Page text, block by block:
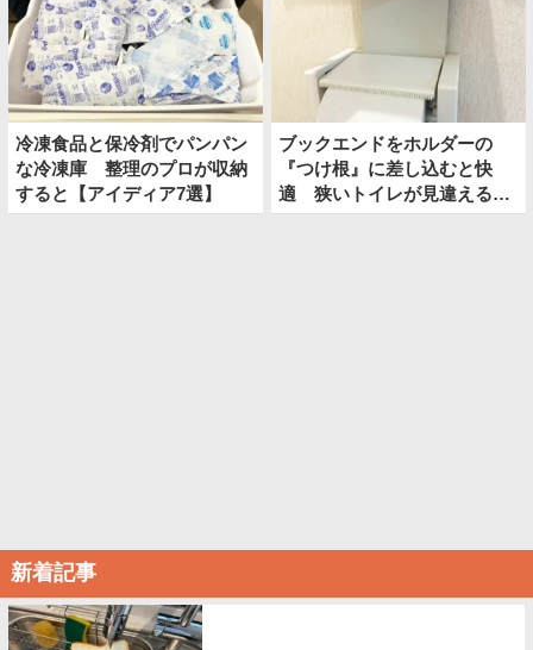
冷凍食品と保冷剤でパンパン
な冷凍庫 整理のプロが収納
すると【アイディア7選】
ブックエンドをホルダーの
『つけ根』に差し込むと快
適 狭いトイレが見違える裏
技とは
新着記事